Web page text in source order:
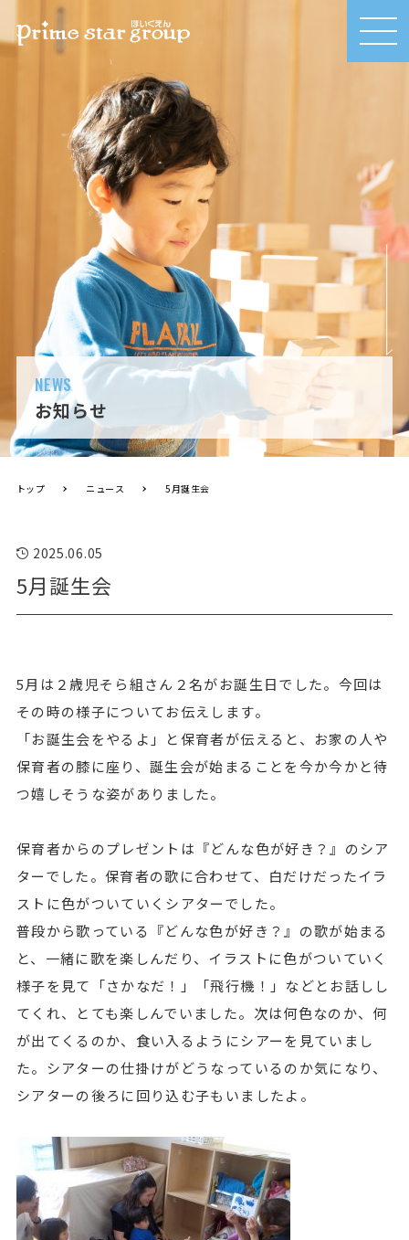
MEN
U
NEWS
お知らせ
トップ ニュース 5月誕生会
2025.06.05
5月誕生会
5月は２歳児そら組さん２名がお誕生日でした。今回は
その時の様子についてお伝えします。
「お誕生会をやるよ」と保育者が伝えると、お家の人や
保育者の膝に座り、誕生会が始まることを今か今かと待
つ嬉しそうな姿がありました。
保育者からのプレゼントは『どんな色が好き？』のシア
ターでした。保育者の歌に合わせて、白だけだったイラ
ストに色がついていくシアターでした。
普段から歌っている『どんな色が好き？』の歌が始まる
と、一緒に歌を楽しんだり、イラストに色がついていく
様子を見て「さかなだ！」「飛行機！」などとお話しし
てくれ、とても楽しんでいました。次は何色なのか、何
が出てくるのか、食い入るようにシアーを見ていまし
た。シアターの仕掛けがどうなっているのか気になり、
シアターの後ろに回り込む子もいましたよ。